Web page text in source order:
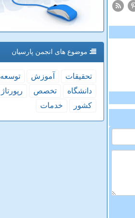
موضوع های انجمن پارسیان
تحقیقات آموزش
توسعه
دانشگاه
تخصص
رپورتاژ
كشور
خدمات